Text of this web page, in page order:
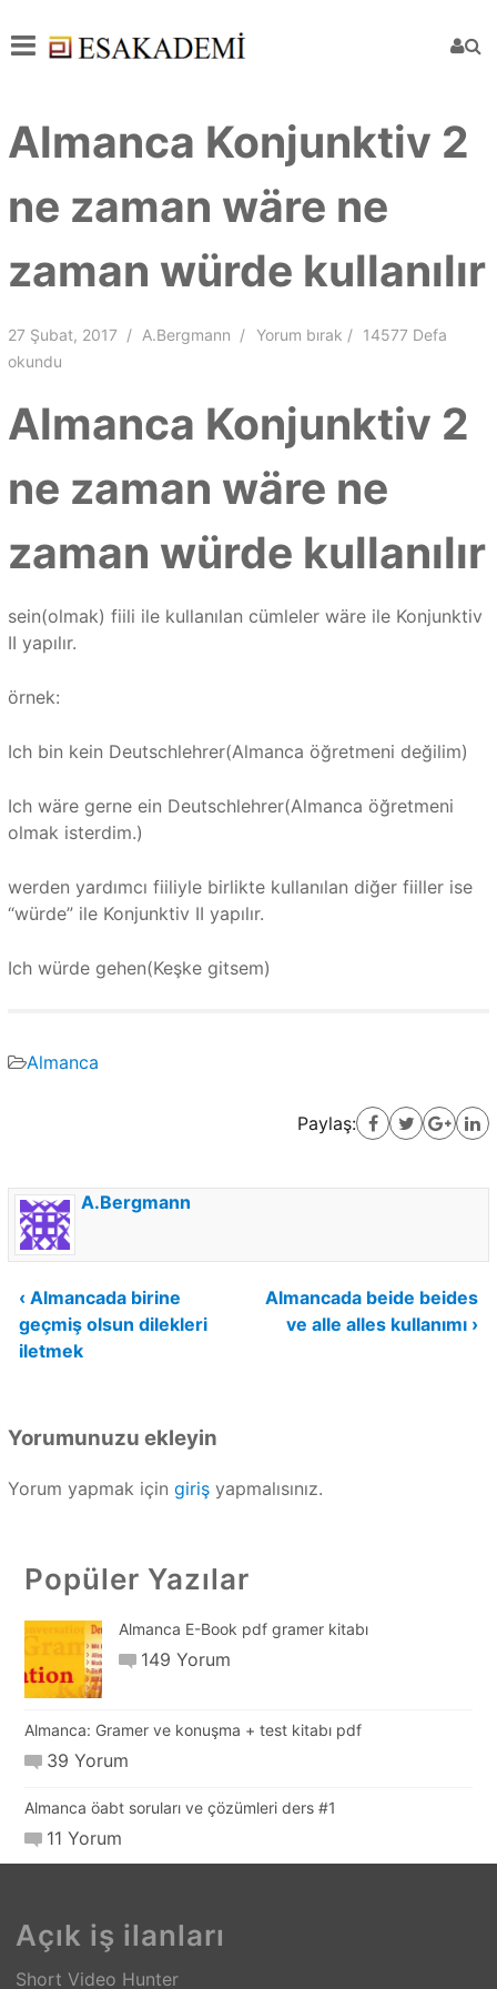
Almanca Konjunktiv 2
ne zaman wäre ne
zaman würde kullanılır
27 Şubat, 2017 A.Bergmann Yorum bırak
14577 Defa
okundu
Almanca Konjunktiv 2
ne zaman wäre ne
zaman würde kullanılır
sein(olmak) fiili ile kullanılan cümleler wäre ile Konjunktiv
II yapılır.
örnek:
Ich bin kein Deutschlehrer(Almanca öğretmeni değilim)
Ich wäre gerne ein Deutschlehrer(Almanca öğretmeni
olmak isterdim.)
werden yardımcı fiiliyle birlikte kullanılan diğer fiiller ise
“würde” ile Konjunktiv II yapılır.
Ich würde gehen(Keşke gitsem)
Almanca
Paylaş:
A.Bergmann
Yazı
gezinmesi
‹ Almancada birine
geçmiş olsun dilekleri
iletmek
Almancada beide beides
ve alle alles kullanımı ›
Yorumunuzu ekleyin
Yorum yapmak için girişyapmalısınız.
Popüler Yazılar
Almanca E-Book pdf gramer kitabı
149 Yorum
Almanca: Gramer ve konuşma + test kitabı pdf
39 Yorum
Almanca öabt soruları ve çözümleri ders #1
11 Yorum
Açık iş ilanları
Short Video Hunter